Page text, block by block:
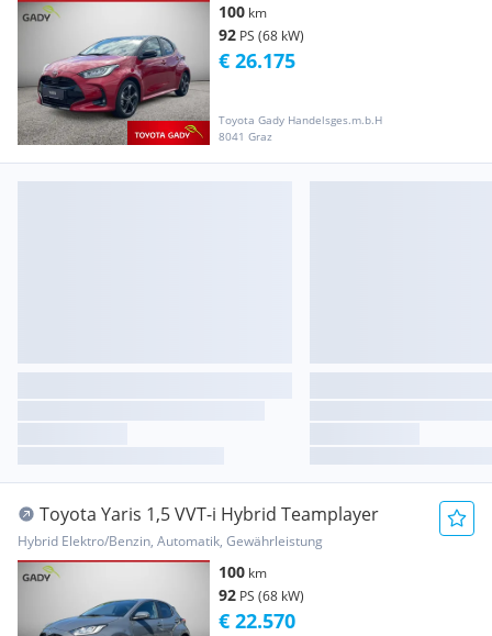
100 km
92 PS (68 kW)
Toyota Gady Handelsges.m.b.H
8041 Graz
€ 26.175
Toyota Yaris 1,5 VVT-i Hybrid Teamplayer
Hybrid Elektro/Benzin, Automatik, Gewährleistung
100 km
92 PS (68 kW)
€ 22.570